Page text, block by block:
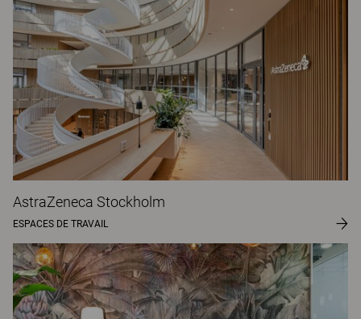
AstraZeneca Stockholm
ESPACES DE TRAVAIL